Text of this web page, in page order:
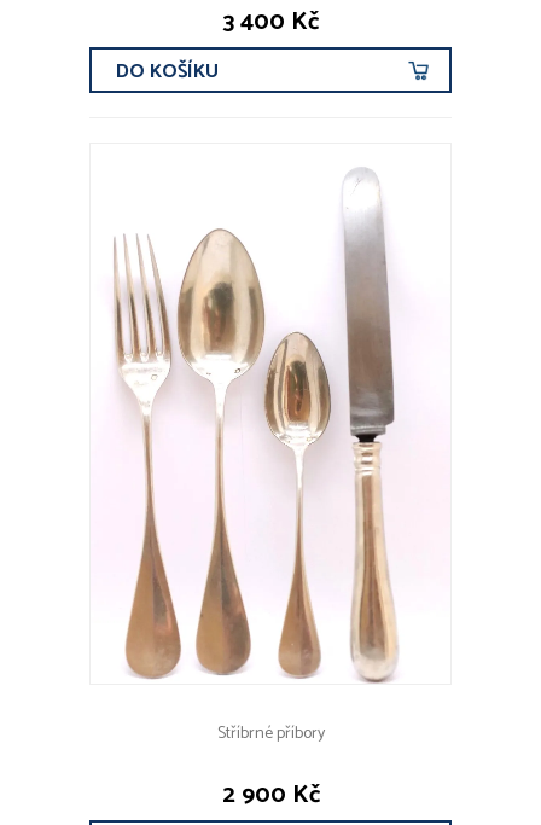
3 400 Kč
DO KOŠÍKU
Stříbrné příbory
2 900 Kč